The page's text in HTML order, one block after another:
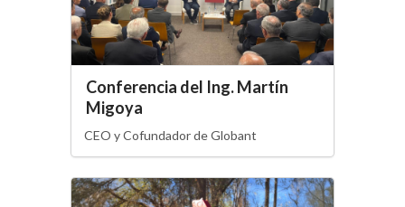
Conferencia del Ing. Martín
Migoya
CEO y Cofundador de Globant